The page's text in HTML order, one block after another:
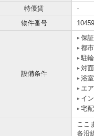
特優賃
-
物件番号
設備条件
保
都
駐
対
浴
エ
イ
宅
ここ
各沿